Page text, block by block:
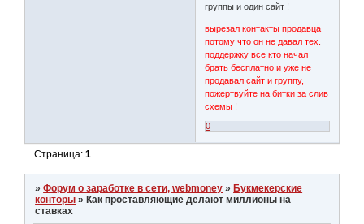
группы и один сайт !
вырезал контакты продавца
потому что он не давал тех.
поддержку все кто начал
брать бесплатно и уже не
продавал сайт и группу,
пожертвуйте на битки за слив
схемы !
0
Страница:1
»Форум о заработке в сети, webmoney » Букмекерские
конторы » Как проставляющие делают миллионы на
ставках